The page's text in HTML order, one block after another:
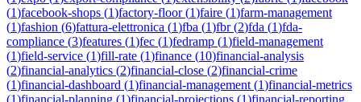
(1)facebook-shops (1)factory-floor(1)faire (1)farm-management
(1)fashion (6)fattura-elettronica (1)fba (1)fbr(2)fda (1)fda-
compliance (3)features (1)fec (1)fedramp (1)field-management
(1)field-service (1)fill-rate (1)finance (10)financial-analysis
(2)financial-analytics (2)financial-close (2)financial-crime
(1)financial-dashboard (1)financial-management (1)financial-metrics
(1)financial-planning (1)financial-projections (1)financial-reporting